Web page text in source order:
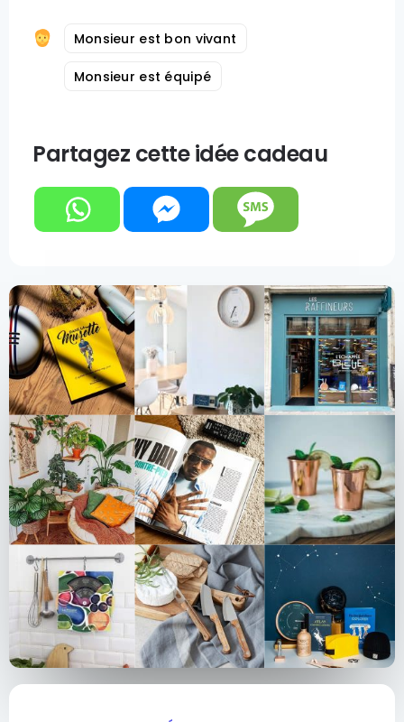
Monsieur est bon vivant
Monsieur est équipé
Partagez cette idée cadeau